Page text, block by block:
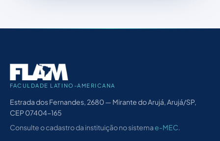
FACULDADE LATINO-AMERICANA
Estrada dos Fernandes, 2680 — Mirante do Arujá, Arujá/SP,
CEP 07404-165
Consulte o cadastro da instituição no sistemae-MEC